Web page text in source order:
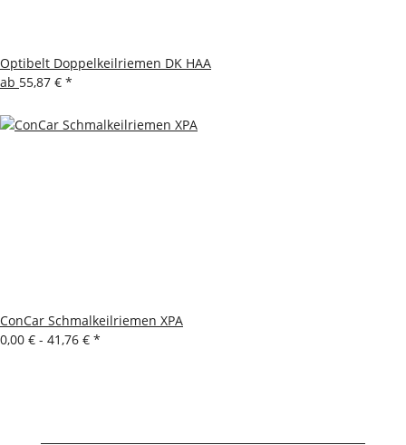
Optibelt Doppelkeilriemen DK HAA
ab 55,87 € *
ConCar Schmalkeilriemen XPA
0,00 € - 41,76 € *